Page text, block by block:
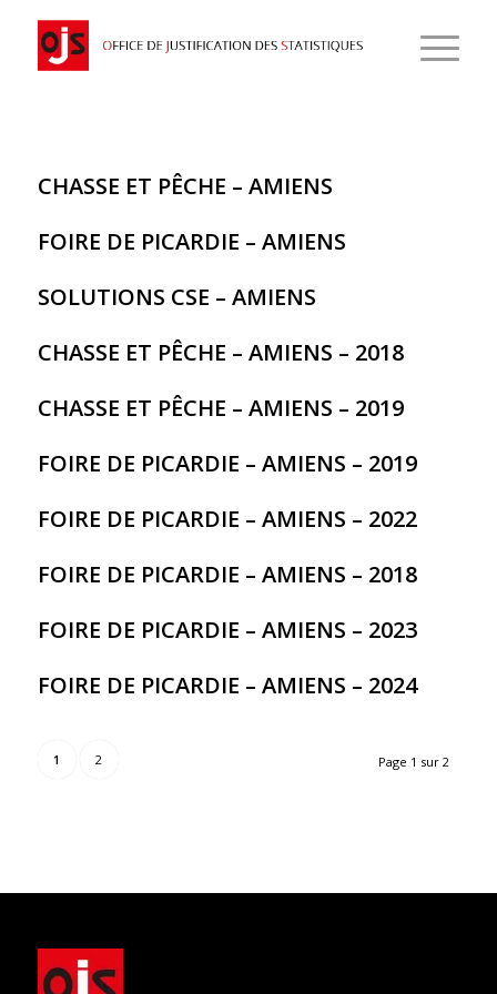
CHASSE ET PÊCHE – AMIENS
FOIRE DE PICARDIE – AMIENS
SOLUTIONS CSE – AMIENS
CHASSE ET PÊCHE – AMIENS – 2018
CHASSE ET PÊCHE – AMIENS – 2019
FOIRE DE PICARDIE – AMIENS – 2019
FOIRE DE PICARDIE – AMIENS – 2022
FOIRE DE PICARDIE – AMIENS – 2018
FOIRE DE PICARDIE – AMIENS – 2023
FOIRE DE PICARDIE – AMIENS – 2024
Page 1 sur 2
1 2